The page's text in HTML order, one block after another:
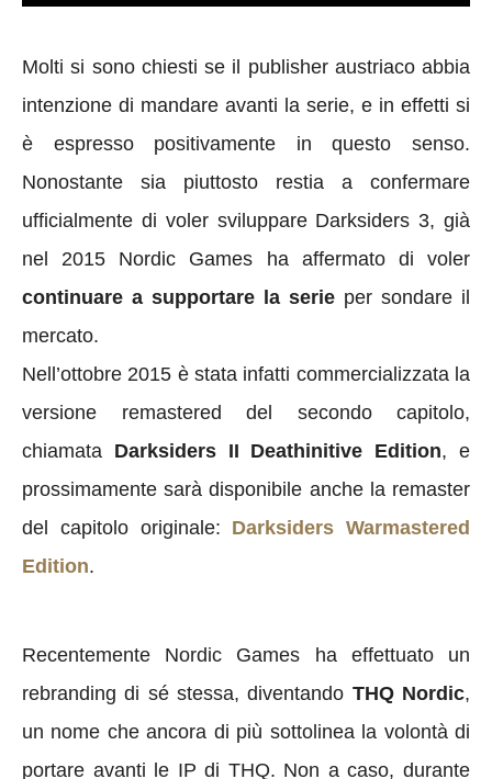
Molti si sono chiesti se il publisher austriaco abbia
intenzione di mandare avanti la serie, e in effetti si
è espresso positivamente in questo senso.
Nonostante sia piuttosto restia a confermare
ufficialmente di voler sviluppare Darksiders 3, già
nel 2015 Nordic Games ha affermato di voler
continuare a supportare la serie per sondare il
mercato.
Nell’ottobre 2015 è stata infatti commercializzata la
versione remastered del secondo capitolo,
chiamata Darksiders II Deathinitive Edition, e
prossimamente sarà disponibile anche la remaster
del capitolo originale: Darksiders Warmastered
Edition.
Recentemente Nordic Games ha effettuato un
rebranding di sé stessa, diventando THQ Nordic,
un nome che ancora di più sottolinea la volontà di
portare avanti le IP di THQ. Non a caso, durante